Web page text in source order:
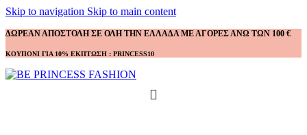
Skip to navigation Skip to main content
ΔΩΡΕΑΝ ΑΠΟΣΤΟΛΗ ΣΕ ΟΛΗ ΤΗΝ ΕΛΛΑΔΑ ΜΕ ΑΓΟΡΕΣ ΑΝΩ ΤΩΝ 100 €
ΚΟΥΠΟΝΙ ΓΙΑ 10% ΕΚΠΤΩΣΗ : PRINCESS10